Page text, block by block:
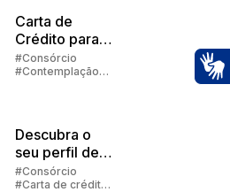
Carta de
Crédito para
Veículos
#Consórcio
#Contemplação
Descubra o
seu perfil de
investidor
#Consórcio
#Carta de crédito